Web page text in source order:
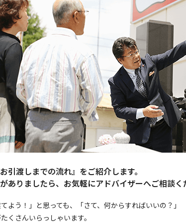
引渡しまでの流れ』をご紹介します。
ありましたら、お気軽にアドバイザーへご相談く
よう！」と思っても、「さて、何からすればいいの？」
くさんいらっしゃいます。